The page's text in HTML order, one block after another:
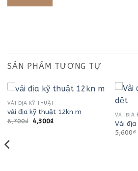
SẢN PHẨM TƯƠNG TỰ
VẢI ĐỊA KỸ THUẬT
vải địa kỹ thuật 12kn m
6,700₫ Giá
gốc
4,300₫Giá
VẢI ĐỊA
Vải
5,600₫